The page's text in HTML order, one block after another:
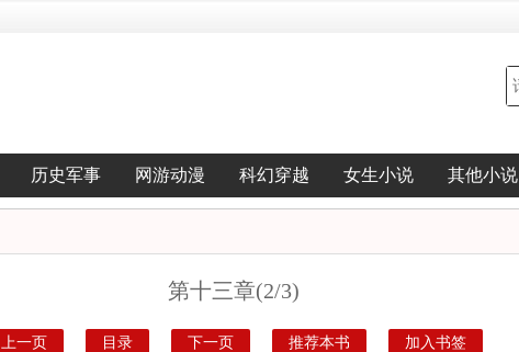
历史军事 网游动漫 科幻穿越 女生小说 其他小说
第十三章(2/3)
上一页 目录 下一页 推荐本书 加入书签